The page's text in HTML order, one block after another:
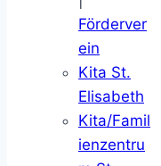
Förderver
ein
Kita St.
Elisabeth
Kita/Famil
ienzentru